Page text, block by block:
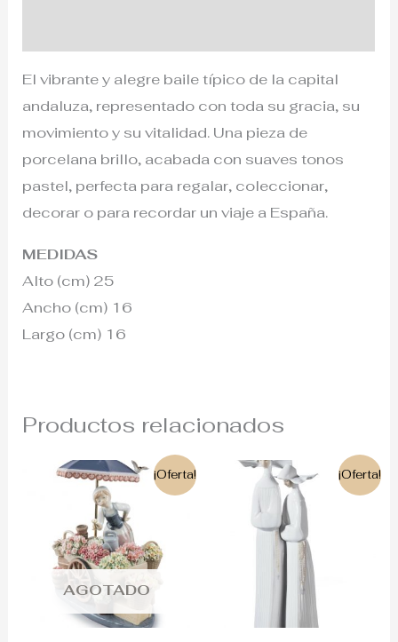
El vibrante y alegre baile típico de la capital
andaluza, representado con toda su gracia, su
movimiento y su vitalidad. Una pieza de
porcelana brillo, acabada con suaves tonos
pastel, perfecta para regalar, coleccionar,
decorar o para recordar un viaje a España.
MEDIDAS
Alto (cm) 25
Ancho (cm) 16
Largo (cm) 16
Productos relacionados
¡Oferta!
AGOTADO
El
precio
original
era:
2.900€.
El
precio
actual
es:
2.600€.
¡Oferta!
El
precio
original
era:
250€.
El
precio
actual
es:
170€.